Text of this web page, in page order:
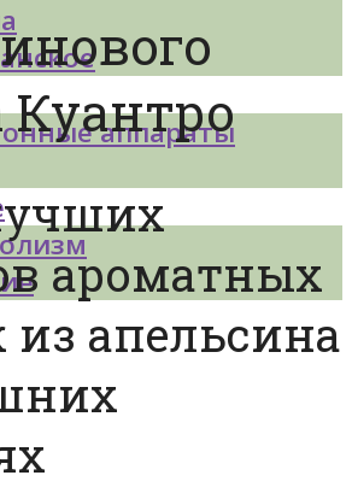
аппараты
Куантро
ароматных
из апельсина